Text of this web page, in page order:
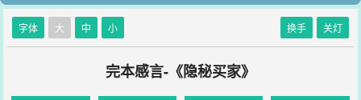
字体 大 中 小 换手 关灯
完本感言-《隐秘买家》